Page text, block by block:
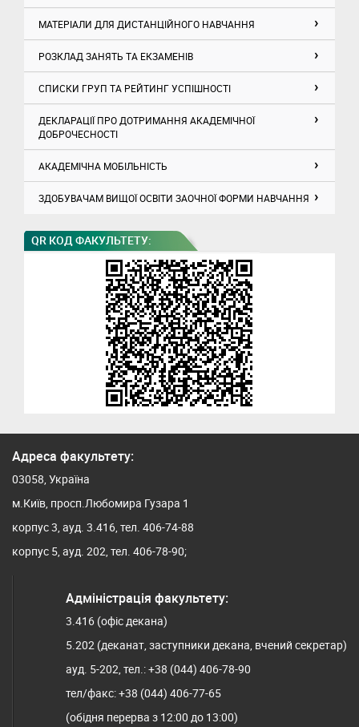
МАТЕРІАЛИ ДЛЯ ДИСТАНЦІЙНОГО НАВЧАННЯ
РОЗКЛАД ЗАНЯТЬ ТА ЕКЗАМЕНІВ
СПИСКИ ГРУП ТА РЕЙТИНГ УСПІШНОСТІ
ДЕКЛАРАЦІЇ ПРО ДОТРИМАННЯ АКАДЕМІЧНОЇ
ДОБРОЧЕСНОСТІ
АКАДЕМІЧНА МОБІЛЬНІСТЬ
ЗДОБУВАЧАМ ВИЩОЇ ОСВІТИ ЗАОЧНОЇ ФОРМИ НАВЧАННЯ
QR КОД ФАКУЛЬТЕТУ:
Адреса факультету:
03058, Україна
м.Київ, просп.Любомира Гузара 1
корпус 3, ауд. 3.416, тел. 406-74-88
корпус 5, ауд. 202, тел. 406-78-90;
Адміністрація факультету:
3.416 (офіс декана)
5.202 (деканат, заступники декана, вчений секретар)
ауд. 5-202, тел.: +38 (044) 406-78-90
тел/факс: +38 (044) 406-77-65
(обідня перерва з 12:00 до 13:00)